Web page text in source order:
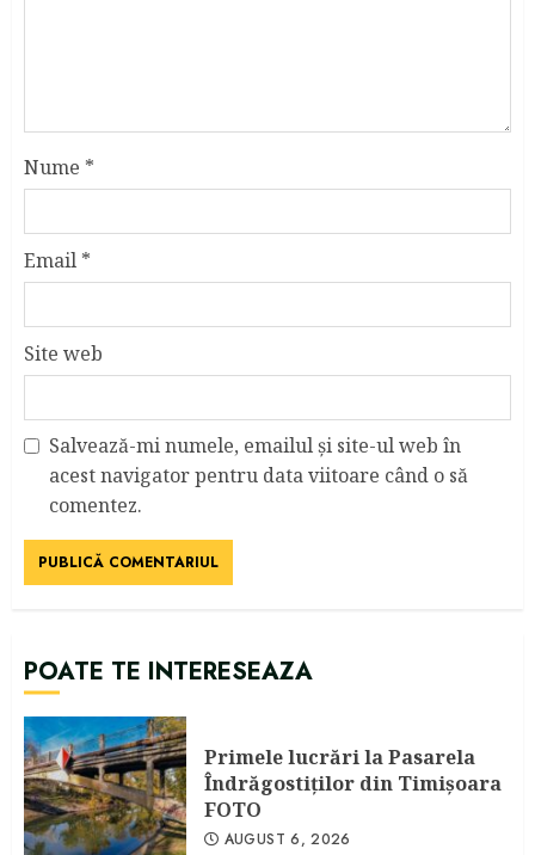
Nume *
Email *
Site web
Salvează-mi numele, emailul și site-ul web în
acest navigator pentru data viitoare când o să
comentez.
POATE TE INTERESEAZA
Primele lucrări la Pasarela
Îndrăgostiţilor din Timişoara
FOTO
AUGUST 6, 2026